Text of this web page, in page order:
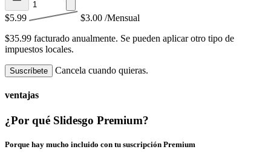
$5.99 $3.00 /Mensual
$35.99 facturado anualmente. Se pueden aplicar otro tipo de
impuestos locales.
Suscríbete Cancela cuando quieras.
ventajas
¿Por qué Slidesgo Premium?
Porque hay mucho incluido con tu suscripción Premium